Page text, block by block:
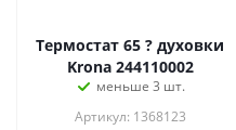
Термостат 65 ? духовки
Krona 244110002
меньше 3 шт.
Артикул: 1368123